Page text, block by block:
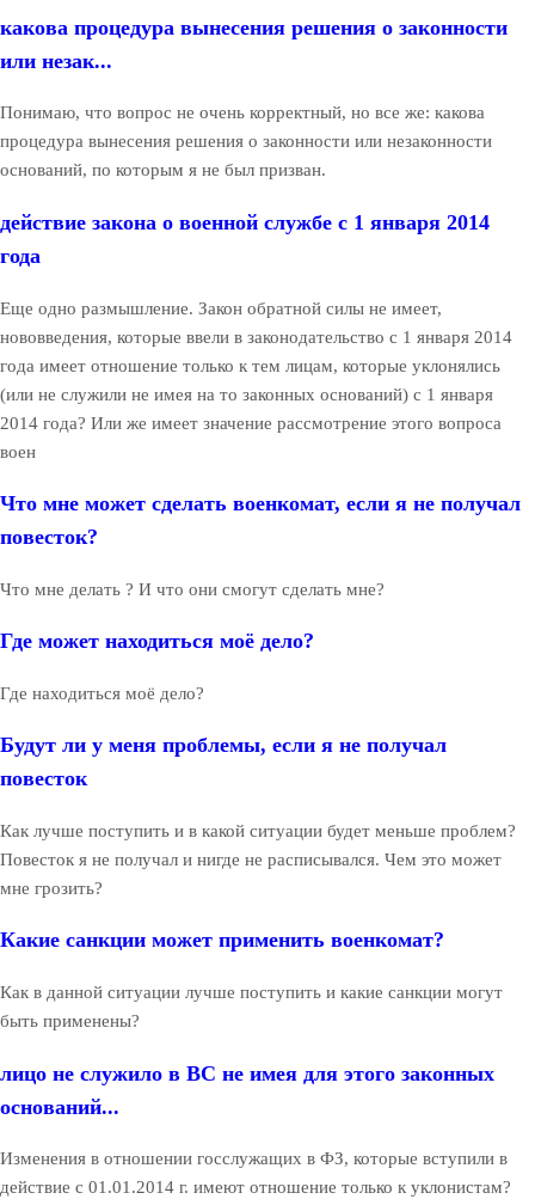
какова процедура вынесения решения о законности
или незак...
Понимаю, что вопрос не очень корректный, но все же: какова
процедура вынесения решения о законности или незаконности
оснований, по которым я не был призван.
действие закона о военной службе с 1 января 2014
года
Еще одно размышление. Закон обратной силы не имеет,
нововведения, которые ввели в законодательство с 1 января 2014
года имеет отношение только к тем лицам, которые уклонялись
(или не служили не имея на то законных оснований) с 1 января
2014 года? Или же имеет значение рассмотрение этого вопроса
воен
Что мне может сделать военкомат, если я не получал
повесток?
Что мне делать ? И что они смогут сделать мне?
Где может находиться моё дело?
Где находиться моё дело?
Будут ли у меня проблемы, если я не получал
повесток
Как лучше поступить и в какой ситуации будет меньше проблем?
Повесток я не получал и нигде не расписывался. Чем это может
мне грозить?
Какие санкции может применить военкомат?
Как в данной ситуации лучше поступить и какие санкции могут
быть применены?
лицо не служило в ВС не имея для этого законных
оснований...
Изменения в отношении госслужащих в ФЗ, которые вступили в
действие с 01.01.2014 г. имеют отношение только к уклонистам?